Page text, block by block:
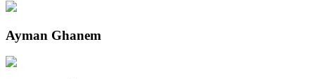
Ayman Ghanem